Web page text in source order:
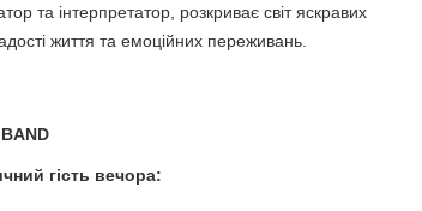
та інтерпретатор, розкриває світ яскравих
життя та емоційних переживань.
гість вечора: